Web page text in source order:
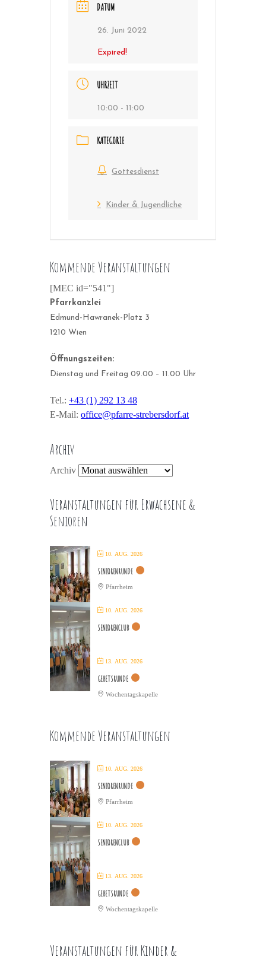
DATUM
26. Juni 2022
Expired!
UHRZEIT
10:00 - 11:00
KATEGORIE
Gottesdienst
Kinder & Jugendliche
Kommende Veranstaltungen
[MEC id="541"]
Pfarrkanzlei
Edmund-Hawranek-Platz 3
1210 Wien
Öffnungszeiten:
Dienstag und Freitag 09.00 – 11.00 Uhr
Tel.: +43 (1) 292 13 48
E-Mail: office@pfarre-strebersdorf.at
Archiv
Archiv
Veranstaltungen für Erwachsene &
Senioren
10. AUG. 2026
SENIORENRUNDE
Pfarrheim
10. AUG. 2026
SENIORENCLUB
13. AUG. 2026
GEBETSRUNDE
Wochentagskapelle
Kommende Veranstaltungen
10. AUG. 2026
SENIORENRUNDE
Pfarrheim
10. AUG. 2026
SENIORENCLUB
13. AUG. 2026
GEBETSRUNDE
Wochentagskapelle
Veranstaltungen für Kinder &